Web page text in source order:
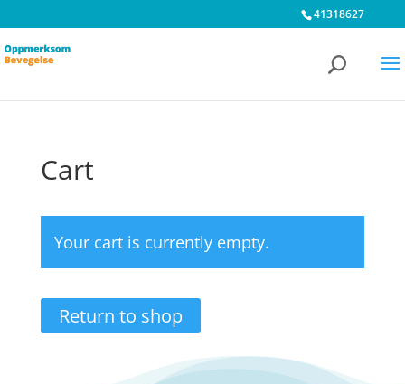
41318627
Cart
Your cart is currently empty.
Return to shop